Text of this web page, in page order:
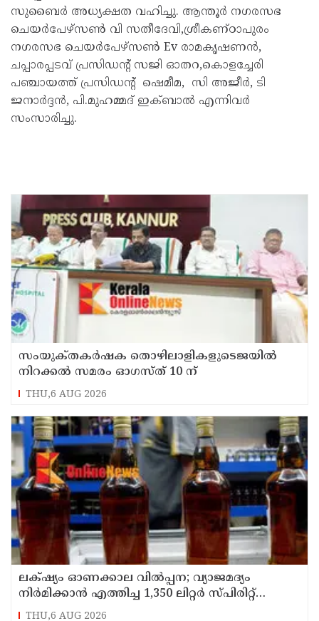
സുബൈർ അധ്യക്ഷത വഹിച്ചു. ആന്തൂർ നഗരസഭ
ചെയർപേഴ്സൺ വി സതീദേവി,ശ്രീകണ്ഠാപുരം
നഗരസഭ ചെയർപേഴ്സൺ Ev രാമകൃഷണൻ,
ചപ്പാരപ്പടവ് പ്രസിഡൻ്റ് സജി ഓതറ,കൊളച്ചേരി
പഞ്ചായത്ത് പ്രസിഡൻ്റ് ഷെമീമ, സി അജീർ, ടി
ജനാർദ്ദൻ, പി.മുഹമ്മദ് ഇക്ബാൽ എന്നിവർ
സംസാരിച്ചു.
സംയുക്‌തകർഷക തൊഴിലാളികളുടെജയിൽ
നിറക്കൽ സമരം ഓഗസ്ത് 10 ന്
THU,6 AUG 2026
ലക്‌ഷ്യം ഓണക്കാല വിൽപ്പന; വ്യാജമദ്യം
നിർമിക്കാൻ എത്തിച്ച 1,350 ലിറ്റർ സ്പിരിറ്റ്
പിടികൂടി; രണ്ട് പേർ അറസ്റ്റിൽ
THU,6 AUG 2026